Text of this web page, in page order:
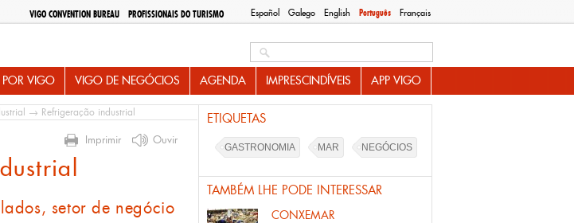
Español Galego English Português Français
VIGO CONVENTION BUREAU PROFISSIONAIS DO TURISMO
POR VIGO VIGO DE NEGÓCIOS AGENDA IMPRESCINDÍVEIS APP VIGO
→ Refrigeração industrial
Imprimir Ouvir
setor de negócio
ETIQUETAS
GASTRONOMIA MAR NEGÓCIOS
TAMBÉM LHE PODE INTERESSAR
CONXEMAR